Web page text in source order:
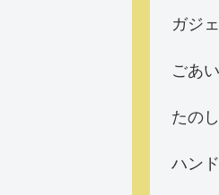
ガジ
ごあ
たの
ハン